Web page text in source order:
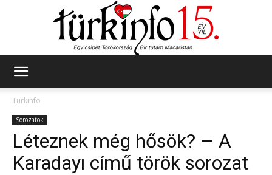
Türkinfo
Sorozatok
Léteznek még hősök? – A
Karadayı című török sorozat